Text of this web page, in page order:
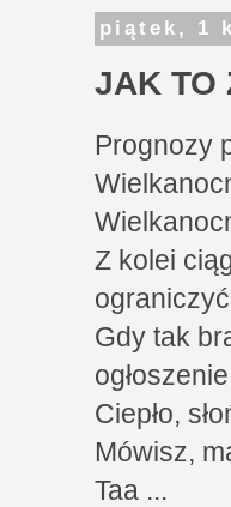
piątek, 1
JAK TO
Prognozy
Z kolei
Gdy tak
Ciepło,
Mówisz,
Taa ...